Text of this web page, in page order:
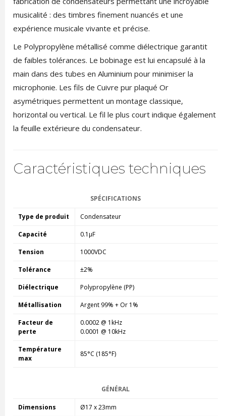
musicalité : des timbres finement nuancés et une
expérience musicale vivante et précise.
Le Polypropylène métallisé comme diélectrique garantit
de faibles tolérances. Le bobinage est lui encapsulé à la
main dans des tubes en Aluminium pour minimiser la
microphonie. Les fils de Cuivre pur plaqué Or
asymétriques permettent un montage classique,
horizontal ou vertical. Le fil le plus court indique également
la feuille extérieure du condensateur.
Caractéristiques techniques
SPÉCIFICATIONS
Type de produit Condensateur
Capacité 0.1µF
Tension 1000VDC
Tolérance ±2%
Diélectrique Polypropylène (PP)
Métallisation Argent 99% + Or 1%
Facteur de
perte
0.0002 @ 1kHz
0.0001 @ 10kHz
Température
max
85°C (185°F)
GÉNÉRAL
Dimensions Ø17 x 23mm